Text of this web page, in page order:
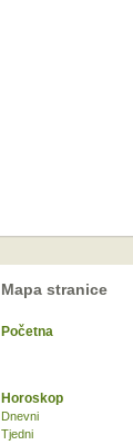
Mapa stranice
Početna
Horoskop
Dnevni
Tjedni